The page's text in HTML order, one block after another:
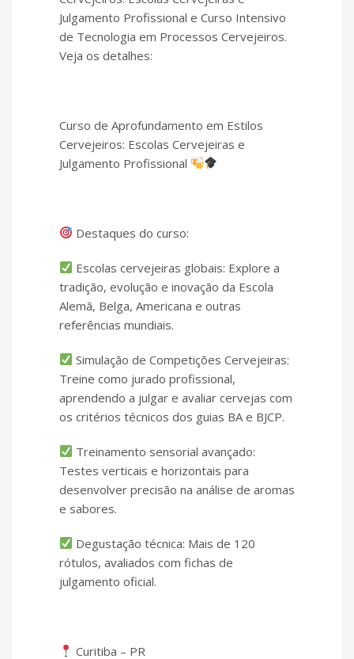
Julgamento Profissional e Curso Intensivo
de Tecnologia em Processos Cervejeiros.
Veja os detalhes:
Curso de Aprofundamento em Estilos
Cervejeiros: Escolas Cervejeiras e
Julgamento Profissional
Destaques do curso:
Escolas cervejeiras globais: Explore a
tradição, evolução e inovação da Escola
Alemã, Belga, Americana e outras
referências mundiais.
Simulação de Competições Cervejeiras:
Treine como jurado profissional,
aprendendo a julgar e avaliar cervejas com
os critérios técnicos dos guias BA e BJCP.
Treinamento sensorial avançado:
Testes verticais e horizontais para
desenvolver precisão na análise de aromas
e sabores.
Degustação técnica: Mais de 120
rótulos, avaliados com fichas de
julgamento oficial.
Curitiba – PR